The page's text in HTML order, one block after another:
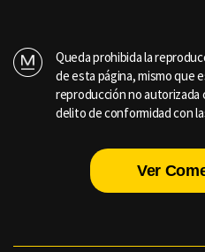
Queda prohibida la
de esta página, mismo que
reproducción no
delito de conformidad con
Ver